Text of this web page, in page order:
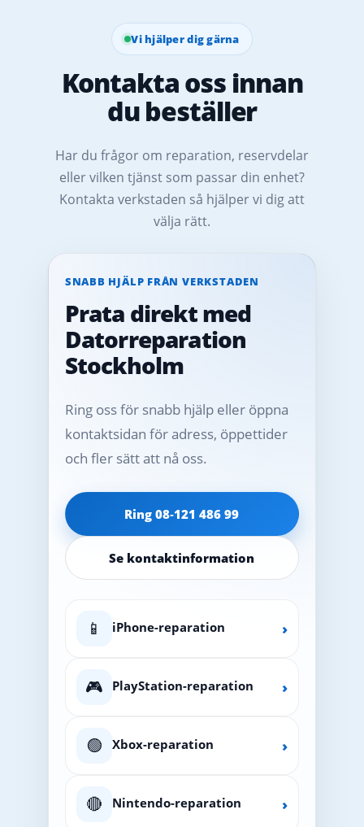
Vi hjälper dig gärna
Kontakta oss innan
du beställer
Har du frågor om reparation, reservdelar
eller vilken tjänst som passar din enhet?
Kontakta verkstaden så hjälper vi dig att
välja rätt.
SNABB HJÄLP FRÅN VERKSTADEN
Prata direkt med
Datorreparation
Stockholm
Ring oss för snabb hjälp eller öppna
kontaktsidan för adress, öppettider
och fler sätt att nå oss.
Ring 08‑121 486 99
Se kontaktinformation
📱 iPhone-reparation ›
🎮 PlayStation-reparation ›
🟢 Xbox-reparation ›
🔴 Nintendo-reparation ›